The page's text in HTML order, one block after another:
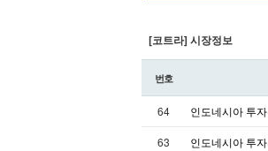
[코트라] 시장정보
번호
64 인도네시아 투
63 인도네시아 투